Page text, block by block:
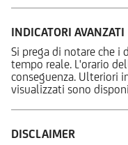
INDICATORI AVANZATI
Si prega di notare che
tempo reale. L'orario
conseguenza. Ulteriori
visualizzati sono
DISCLAIMER